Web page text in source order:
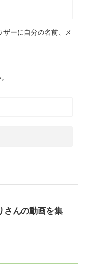
ザーに自分の名前、メ
んの動画を集